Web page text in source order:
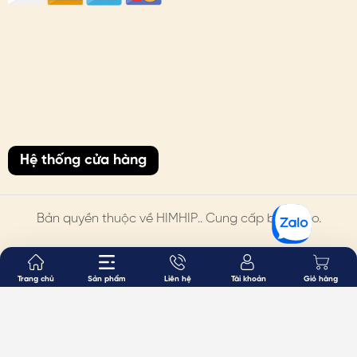
Hệ thống cửa hàng
Bản quyền thuộc về HIMHIP.. Cung cấp bởi Sapo.
Trang chủ Sản phẩm Liên hệ Tài khoản Giỏ hàng